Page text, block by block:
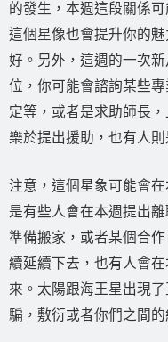
的發生，本週這段關係
這個星像也會提升你的
好。另外，這週的一次
位，你可能會諮詢某些
定等，或者是求助師長
樂於提出援助，也有人
注意，這個星象可能會
是有些人會在本週提出
準備搬家，或者某個合
續延續下去，也有人會
來。太陽跟海王星出現
騙，敷衍或者你們之間的